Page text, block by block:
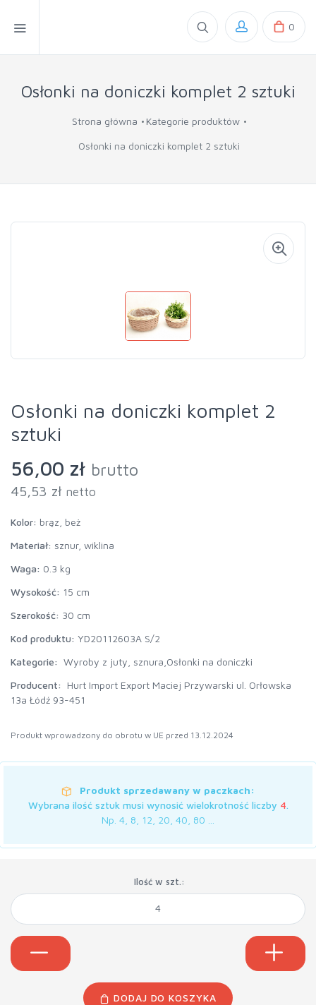
0
Osłonki na doniczki komplet 2 sztuki
Strona główna Kategorie produktów
Osłonki na doniczki komplet 2 sztuki
Osłonki na doniczki komplet 2
sztuki
56,00 zł brutto
45,53 zł netto
Kolor: brąz, beż
Materiał: sznur, wiklina
Waga: 0.3 kg
Wysokość: 15 cm
Szerokość: 30 cm
Kod produktu: YD20112603A S/2
Kategorie: Wyroby z juty, sznura, Osłonki na doniczki
Producent:
Hurt Import Export Maciej Przywarski ul. Orłowska
13a Łódź 93-451
Produkt wprowadzony do obrotu w UE przed 13.12.2024
Produkt sprzedawany w paczkach:
Wybrana ilość sztuk musi wynosić wielokrotność liczby 4.
Np. 4, 8, 12, 20, 40, 80 ...
Ilość w szt.:
DODAJ DO KOSZYKA